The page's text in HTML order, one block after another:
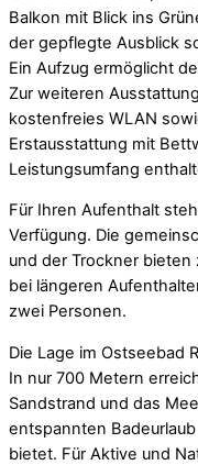
Balkon mit Blick ins
der gepflegte Ausblick
Ein Aufzug ermöglicht
Zur weiteren
kostenfreies WLAN
Erstausstattung mit
Leistungsumfang
Für Ihren Aufenthalt
Verfügung. Die
und der Trockner
bei längeren
zwei Personen.
Die Lage im Ostseebad
In nur 700 Metern
Sandstrand und das
entspannten
bietet. Für Aktive und